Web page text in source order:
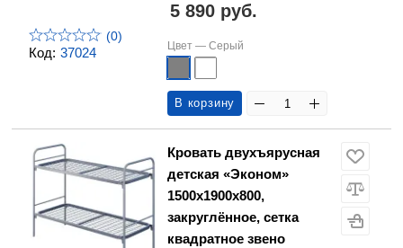
Код: 37024
(0)
5 890 руб.
Цвет — Серый
В корзину
Кровать двухъярусная
детская «Эконом»
1500х1900х800,
закруглённое, сетка
квадратное звено